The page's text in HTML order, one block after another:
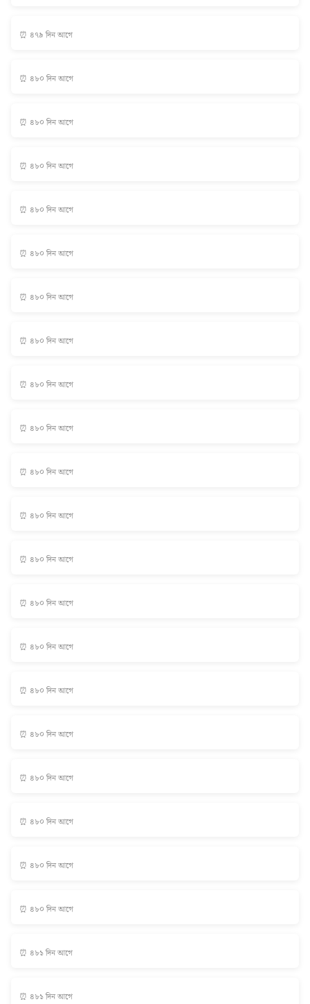
⏰ ৪৭৯ দিন আগে
⏰ ৪৮০ দিন আগে
⏰ ৪৮০ দিন আগে
⏰ ৪৮০ দিন আগে
⏰ ৪৮০ দিন আগে
⏰ ৪৮০ দিন আগে
⏰ ৪৮০ দিন আগে
⏰ ৪৮০ দিন আগে
⏰ ৪৮০ দিন আগে
⏰ ৪৮০ দিন আগে
⏰ ৪৮০ দিন আগে
⏰ ৪৮০ দিন আগে
⏰ ৪৮০ দিন আগে
⏰ ৪৮০ দিন আগে
⏰ ৪৮০ দিন আগে
⏰ ৪৮০ দিন আগে
⏰ ৪৮০ দিন আগে
⏰ ৪৮০ দিন আগে
⏰ ৪৮০ দিন আগে
⏰ ৪৮০ দিন আগে
⏰ ৪৮০ দিন আগে
⏰ ৪৮১ দিন আগে
⏰ ৪৮১ দিন আগে